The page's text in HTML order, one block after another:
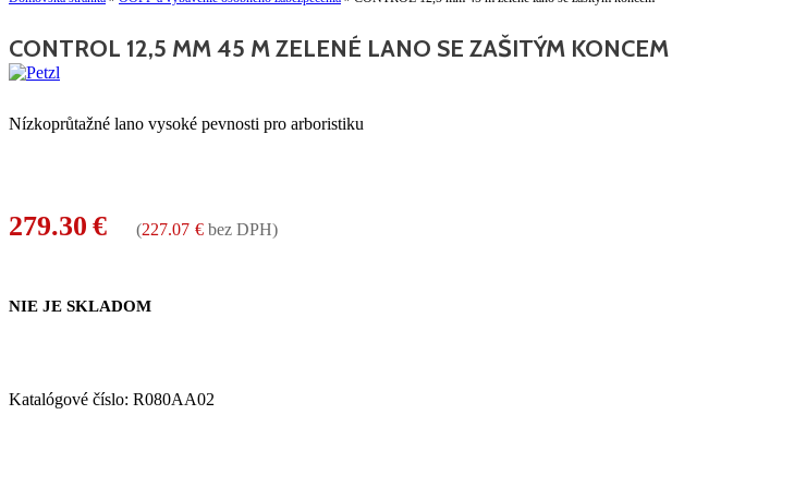
CONTROL 12,5 MM 45 M ZELENÉ LANO SE ZAŠITÝM KONCEM
Nízkoprůtažné lano vysoké pevnosti pro arboristiku
279.30 € (227.07 € bez DPH)
NIE JE SKLADOM
Katalógové číslo: R080AA02